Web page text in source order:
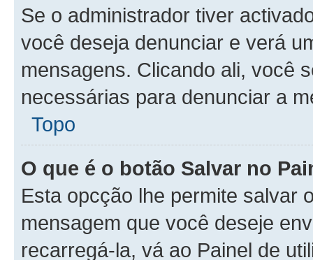
Se o administrador tiver
você deseja denunciar e verá
mensagens. Clicando ali, você
necessárias para denunciar a
Topo
O que é o botão Salvar no
Esta opcção lhe permite salvar
mensagem que você deseje
recarregá-la, vá ao Painel de